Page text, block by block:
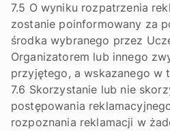
7.5 O wyniku rozpatrzenia
zostanie poinformowany za
środka wybranego przez
Organizatorem lub innego
przyjętego, a wskazanego w
7.6 Skorzystanie lub nie
postępowania
rozpoznania reklamacji w